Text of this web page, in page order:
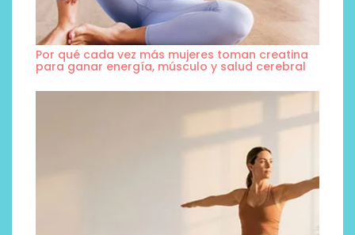
Por qué cada vez más mujeres toman creatina
para ganar energía, músculo y salud cerebral